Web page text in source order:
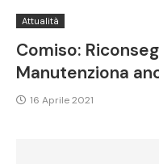
Attualità
Comiso:
Manutenziona
16 Aprile 2021